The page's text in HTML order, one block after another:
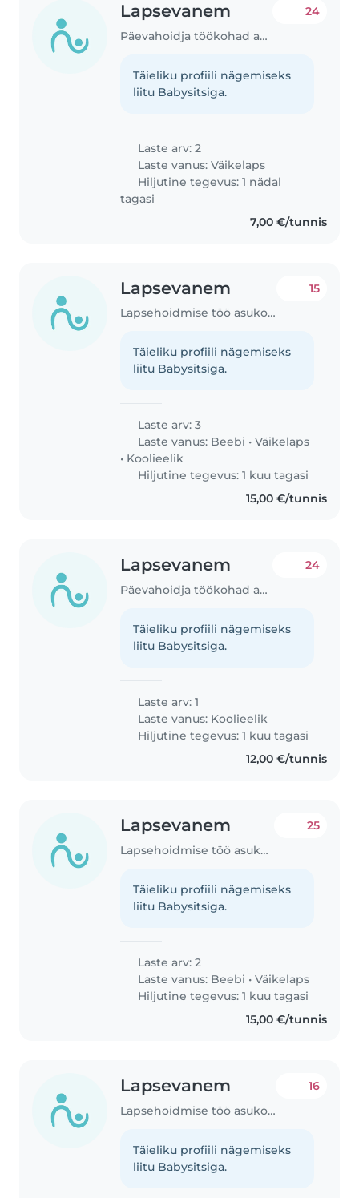
Lapsevanem
Päevahoidja töökohad asukohas Tallinn
24
Täieliku profiili nägemiseks
liitu Babysitsiga.
Laste arv: 2
Laste vanus:Väikelaps
Hiljutine tegevus: 1 nädal
tagasi
7,00 €/tunnis
Lapsevanem
Lapsehoidmise töö asukohas Tallinn
15
Täieliku profiili nägemiseks
liitu Babysitsiga.
Laste arv: 3
Laste vanus: Beebi •Väikelaps
• Koolieelik
Hiljutine tegevus: 1 kuu tagasi
15,00 €/tunnis
Lapsevanem
Päevahoidja töökohad asukohas Tallinn
24
Täieliku profiili nägemiseks
liitu Babysitsiga.
Laste arv: 1
Laste vanus: Koolieelik
Hiljutine tegevus: 1 kuu tagasi
12,00 €/tunnis
Lapsevanem
Lapsehoidmise töö asukohas Tallinn
25
Täieliku profiili nägemiseks
liitu Babysitsiga.
Laste arv: 2
Laste vanus: Beebi •Väikelaps
Hiljutine tegevus: 1 kuu tagasi
15,00 €/tunnis
Lapsevanem
Lapsehoidmise töö asukohas Tallinn
16
Täieliku profiili nägemiseks
liitu Babysitsiga.